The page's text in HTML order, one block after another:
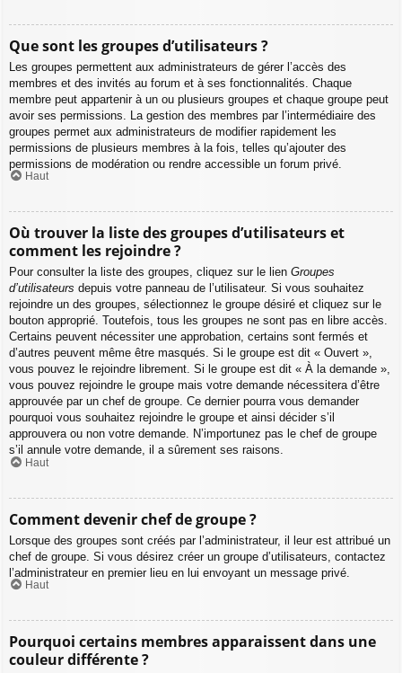
Que sont les groupes d’utilisateurs ?
Les groupes permettent aux administrateurs de gérer l’accès des
membres et des invités au forum et à ses fonctionnalités. Chaque
membre peut appartenir à un ou plusieurs groupes et chaque groupe peut
avoir ses permissions. La gestion des membres par l’intermédiaire des
groupes permet aux administrateurs de modifier rapidement les
permissions de plusieurs membres à la fois, telles qu’ajouter des
permissions de modération ou rendre accessible un forum privé.
Haut
Où trouver la liste des groupes d’utilisateurs et
comment les rejoindre ?
Pour consulter la liste des groupes, cliquez sur le lien Groupes
d’utilisateurs depuis votre panneau de l’utilisateur. Si vous souhaitez
rejoindre un des groupes, sélectionnez le groupe désiré et cliquez sur le
bouton approprié. Toutefois, tous les groupes ne sont pas en libre accès.
Certains peuvent nécessiter une approbation, certains sont fermés et
d’autres peuvent même être masqués. Si le groupe est dit « Ouvert »,
vous pouvez le rejoindre librement. Si le groupe est dit « À la demande »,
vous pouvez rejoindre le groupe mais votre demande nécessitera d’être
approuvée par un chef de groupe. Ce dernier pourra vous demander
pourquoi vous souhaitez rejoindre le groupe et ainsi décider s’il
approuvera ou non votre demande. N’importunez pas le chef de groupe
s’il annule votre demande, il a sûrement ses raisons.
Haut
Comment devenir chef de groupe ?
Lorsque des groupes sont créés par l’administrateur, il leur est attribué un
chef de groupe. Si vous désirez créer un groupe d’utilisateurs, contactez
l’administrateur en premier lieu en lui envoyant un message privé.
Haut
Pourquoi certains membres apparaissent dans une
couleur différente ?